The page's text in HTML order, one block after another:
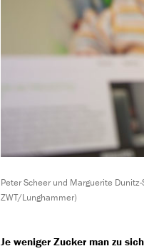
Peter Scheer und Marguerite
ZWT/Lunghammer)
Je weniger Zucker man zu